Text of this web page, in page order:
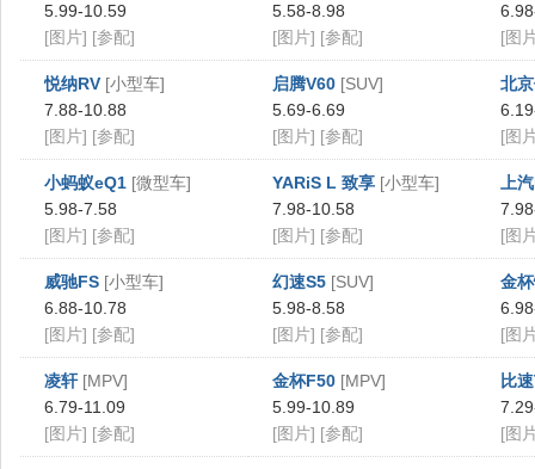
5.99-10.59
[图片] [参配]
5.58-8.98
[图片] [参配]
[图
悦纳RV [小型车]
7.88-10.88
[图片] [参配]
启腾V60 [SUV]
5.69-6.69
[图片] [参配]
北
[图
小蚂蚁eQ1 [微型车]
5.98-7.58
[图片] [参配]
YARiS L 致享 [小型车]
7.98-10.58
[图片] [参配]
上
[图
威驰FS [小型车]
6.88-10.78
[图片] [参配]
幻速S5 [SUV]
5.98-8.58
[图片] [参配]
金
[图
凌轩 [MPV]
6.79-11.09
[图片] [参配]
金杯F50 [MPV]
5.99-10.89
[图片] [参配]
比
[图